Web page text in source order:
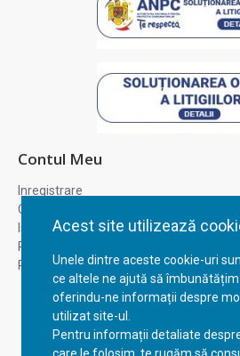
Acest site utilizează
Unele dintre aceste cookie-uri
ce altele ne ajută să
oferindu-ne informații despre
utilizat site-ul.
Pentru informații detaliate
Contul Meu
Inregistrare
Contul meu
Istoric comenzi
Recuperare parola
Returnare produs